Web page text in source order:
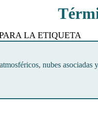
LA ETIQUETA
nubes